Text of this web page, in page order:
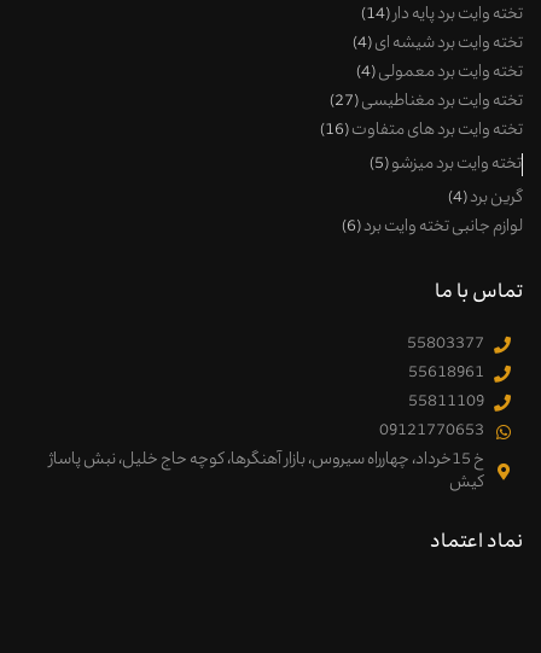
تخته وایت برد پایه دار 14
تخته وایت برد شیشه ای 4
تخته وایت برد معمولی 4
تخته وایت برد مغناطیسی 27
تخته وایت برد های متفاوت 16
تخته وایت برد میزشو 5
گرین برد 4
لوازم جانبی تخته وایت برد 6
تماس با ما
55803377
55618961
55811109
09121770653
خ 15خرداد، چهارراه سیروس، بازار آهنگرها، کوچه حاج خلیل، نبش پاساژ
کیش
نماد اعتماد